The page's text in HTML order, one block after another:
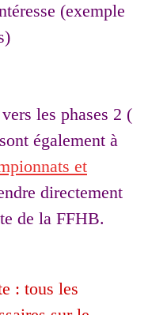
(exemple
les phases 2 (
également à
et
directement
de la FFHB.
: tous les